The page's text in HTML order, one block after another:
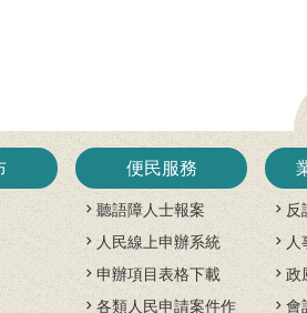
便民服務
聽語障人士報案
人民線上申辦系統
申辦項目表格下載
各類人民申請案件作
反
人
政
會